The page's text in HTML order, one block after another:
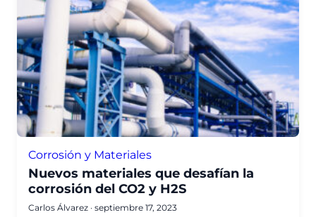
Corrosión y Materiales
Nuevos materiales que desafían la
corrosión del CO2 y H2S
Carlos Álvarez · septiembre 17, 2023